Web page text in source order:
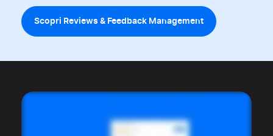
Scopri Reviews & Feedback Management